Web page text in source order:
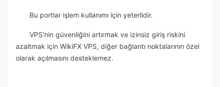
Bu portlar işlem kullanımı için yeterlidir.
VPS'nin güvenliğini artırmak ve izinsiz giriş riskini
azaltmak için WikiFX VPS, diğer bağlantı noktalarının özel
olarak açılmasını desteklemez.